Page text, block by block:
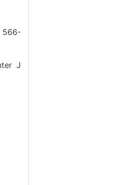
566-
J